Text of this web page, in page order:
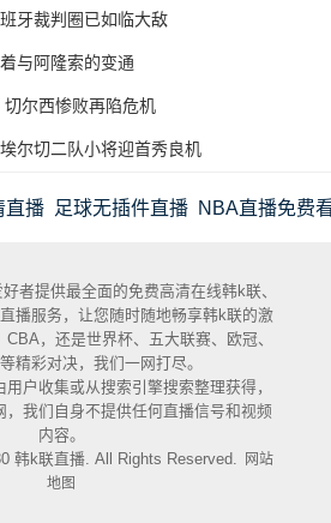
牙裁判圈已如临大敌
与阿隆索的变通
尔西惨败再陷危机
尔切二队小将迎首秀良机
直播 足球无插件直播 NBA直播免费
者提供最全面的免费高清在线韩k联、
播服务，让您随时随地畅享韩k联的激
，还是世界杯、五大联赛、欧冠、
精彩对决，我们一网打尽。
户收集或从搜索引擎搜索整理获得，
，我们自身不提供任何直播信号和视频
内容。
韩k联直播. All Rights Reserved.
网站
地图